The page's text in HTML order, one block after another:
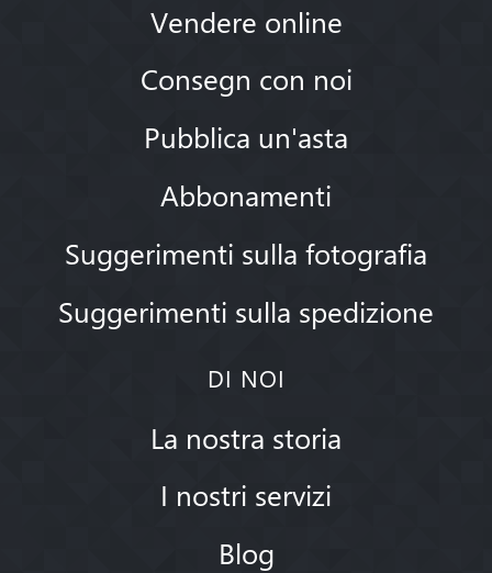
Vendere online
Consegn con noi
Pubblica un'asta
Abbonamenti
Suggerimenti sulla fotografia
Suggerimenti sulla spedizione
DI NOI
La nostra storia
I nostri servizi
Blog